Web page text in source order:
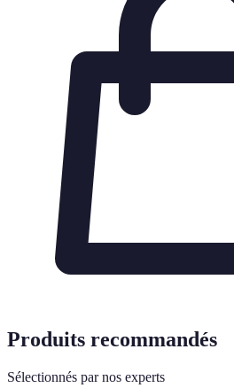
Produits recommandés
Sélectionnés par nos experts